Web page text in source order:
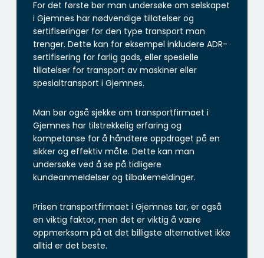
For det første bør man undersøke om selskapet
i Gjemnes har nødvendige tillatelser og
sertifiseringer for den type transport man
trenger. Dette kan for eksempel inkludere ADR-
sertifisering for farlig gods, eller spesielle
tillatelser for transport av maskiner eller
spesialtransport i Gjemnes.
Man bør også sjekke om transportfirmaet i
Gjemnes har tilstrekkelig erfaring og
kompetanse for å håndtere oppdraget på en
sikker og effektiv måte. Dette kan man
undersøke ved å se på tidligere
kundeanmeldelser og tilbakemeldinger.
Prisen transportfirmaet i Gjemnes tar, er også
en viktig faktor, men det er viktig å være
oppmerksom på at det billigste alternativet ikke
alltid er det beste.